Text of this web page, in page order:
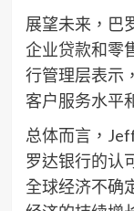
展望未来，巴
企业贷款和零
行管理层表示
客户服务水平
总体而言，
罗达银行的认
全球经济不确